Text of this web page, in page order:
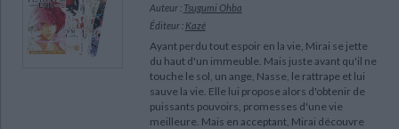
Auteur : Tsugumi Ohba
Éditeur : Kazé
Ayant perdu tout espoir en la vie, Mirai se jette
du haut d'un immeuble. Mais juste avant qu'il ne
touche le sol, un ange, Nasse, le rattrape et lui
sauve la vie. Elle lui propose alors d'obtenir de
puissants pouvoirs, promesses d'une vie
meilleure. Mais en acceptant, Mirai découvre